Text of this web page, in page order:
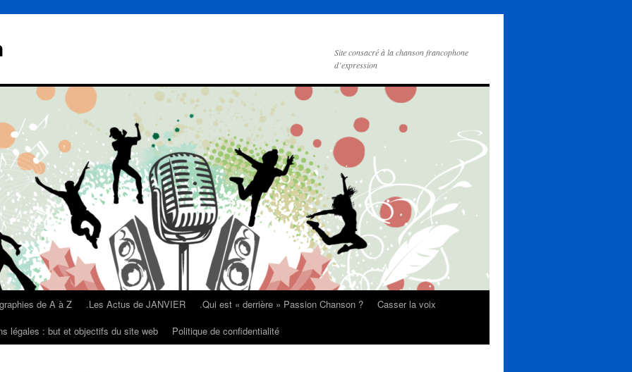
Site consacré à la chanson francophone
d’expression
de A à Z .Les Actus de JANVIER .Qui est « derrière » Passion Chanson ?
Casser la voix
légales : but et objectifs du site web Politique de confidentialité